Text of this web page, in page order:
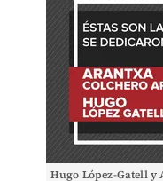
Hugo López-Gatell